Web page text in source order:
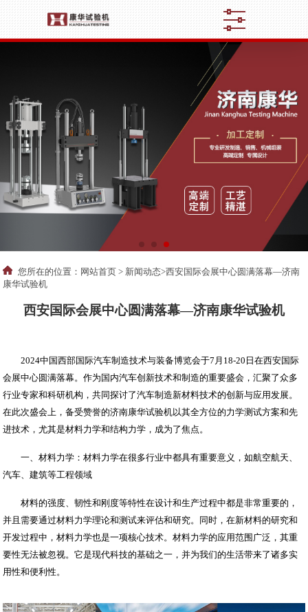
您所在的位置： 网站首页 > 新闻动态>西安国际会展中心圆满落幕—济南
康华试验机
西安国际会展中心圆满落幕—济南康华试验机
2024中国西部国际汽车制造技术与装备博览会于7月18-20日在西安国际
会展中心圆满落幕。作为国内汽车创新技术和制造的重要盛会，汇聚了众多
行业专家和科研机构，共同探讨了汽车制造新材料技术的创新与应用发展。
在此次盛会上，备受赞誉的济南康华试验机以其全方位的力学测试方案和先
进技术，尤其是材料力学和结构力学，成为了焦点。
一、材料力学：材料力学在很多行业中都具有重要意义，如航空航天、
汽车、建筑等工程领域
材料的强度、韧性和刚度等特性在设计和生产过程中都是非常重要的，
并且需要通过材料力学理论和测试来评估和研究。同时，在新材料的研究和
开发过程中，材料力学也是一项核心技术。材料力学的应用范围广泛，其重
要性无法被忽视。它是现代科技的基础之一，并为我们的生活带来了诸多实
用性和便利性。